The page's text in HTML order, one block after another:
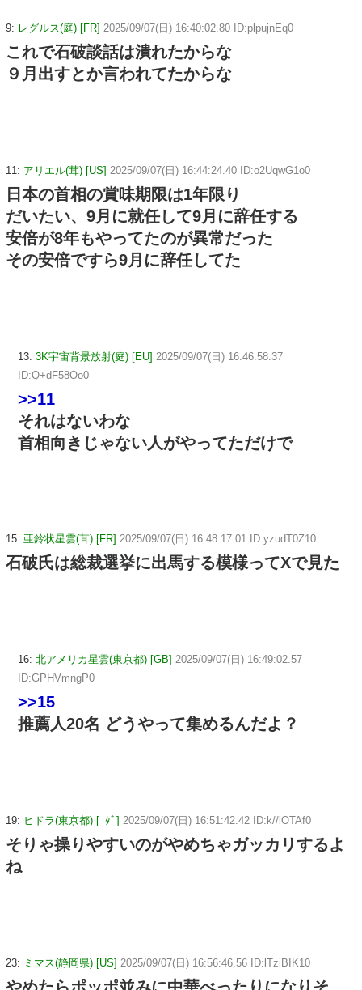
9: レグルス(庭) [FR] 2025/09/07(日) 16:40:02.80 ID:plpujnEq0
これで石破談話は潰れたからな
９月出すとか言われてたからな
11: アリエル(茸) [US] 2025/09/07(日) 16:44:24.40 ID:o2UqwG1o0
日本の首相の賞味期限は1年限り
だいたい、9月に就任して9月に辞任する
安倍が8年もやってたのが異常だった
その安倍ですら9月に辞任してた
13: 3K宇宙背景放射(庭) [EU] 2025/09/07(日) 16:46:58.37
ID:Q+dF58Oo0
>>11
それはないわな
首相向きじゃない人がやってただけで
15: 亜鈴状星雲(茸) [FR] 2025/09/07(日) 16:48:17.01 ID:yzudT0Z10
石破氏は総裁選挙に出馬する模様ってXで見た
16: 北アメリカ星雲(東京都) [GB] 2025/09/07(日) 16:49:02.57
ID:GPHVmngP0
>>15
推薦人20名 どうやって集めるんだよ？
19: ヒドラ(東京都) [ﾆﾀﾞ] 2025/09/07(日) 16:51:42.42 ID:k//lOTAf0
そりゃ操りやすいのがやめちゃガッカリするよ
ね
23: ミマス(静岡県) [US] 2025/09/07(日) 16:56:46.56 ID:lTziBIK10